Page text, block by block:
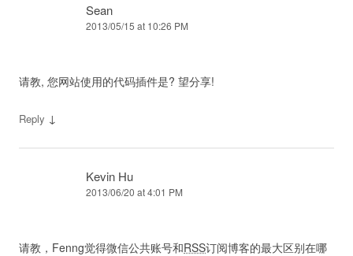
Sean
2013/05/15 at 10:26 PM
请教, 您网站使用的代码插件是? 望分享!
Reply ↓
Kevin Hu
2013/06/20 at 4:01 PM
请教，Fenng觉得微信公共账号和RSS订阅博客的最大区别在哪